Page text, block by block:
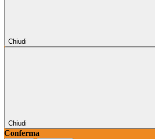
Chiudi
Chiudi
Conferma